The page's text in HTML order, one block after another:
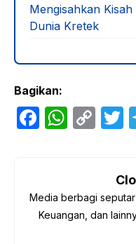
Mengisahkan
Dunia Kretek
Bagikan:
F
b
W
A
p
C
Li
Media berbagi
Keuangan, dan